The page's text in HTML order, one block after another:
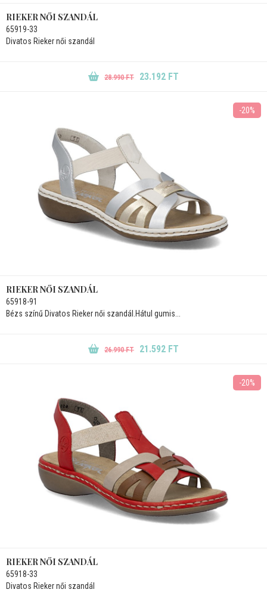
RIEKER NŐI SZANDÁL
65919-33
Divatos Rieker női szandál
28.990 FT 23.192 FT
-20%
RIEKER NŐI SZANDÁL
65918-91
Bézs színű Divatos Rieker női szandál.Hátul gumis...
26.990 FT 21.592 FT
-20%
RIEKER NŐI SZANDÁL
65918-33
Divatos Rieker női szandál